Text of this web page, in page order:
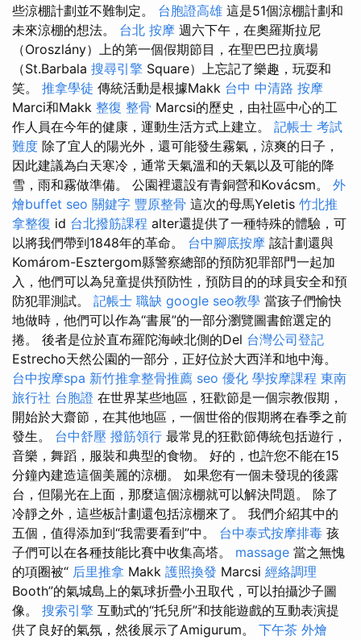
些涼棚計劃並不難制定。 台胞證高雄 這是51個涼棚計劃和
未來涼棚的想法。 台北 按摩 週六下午，在奧羅斯拉尼
（Oroszlány）上的第一個假期節目，在聖巴巴拉廣場
（St.Barbala 搜尋引擎 Square）上忘記了樂趣，玩耍和
笑。 推拿學徒 傳統活動是根據Makk 台中 中清路 按摩
Marci和Makk 整復 整骨 Marcsi的歷史，由社區中心的工
作人員在今年的健康，運動生活方式上建立。 記帳士 考試
難度 除了宜人的陽光外，還可能發生霧氣，涼爽的日子，
因此建議為白天寒冷，通常天氣溫和的天氣以及可能的降
雪，雨和霧做準備。 公園裡還設有青銅營和Kovácsm。 外
燴buffet seo 關鍵字 豐原整骨 這次的母馬Yeletis 竹北推
拿整復 id 台北撥筋課程 alter還提供了一種特殊的體驗，可
以將我們帶到1848年的革命。 台中腳底按摩 該計劃還與
Komárom-Esztergom縣警察總部的預防犯罪部門一起加
入，他們可以為兒童提供預防性，預防目的的球員安全和預
防犯罪測試。 記帳士 職缺 google seo教學 當孩子們愉快
地做時，他們可以作為“書展”的一部分瀏覽圖書館選定的
捲。 後者是位於直布羅陀海峽北側的Del 台灣公司登記
Estrecho天然公園的一部分，正好位於大西洋和地中海。
台中按摩spa 新竹推拿整骨推薦 seo 優化 學按摩課程 東南
旅行社 台胞證 在世界某些地區，狂歡節是一個宗教假期，
開始於大齋節，在其他地區，一個世俗的假期將在春季之前
發生。 台中舒壓 撥筋領行 最常見的狂歡節傳統包括遊行，
音樂，舞蹈，服裝和典型的食物。 好的，也許您不能在15
分鐘內建造這個美麗的涼棚。 如果您有一個未發現的後露
台，但陽光在上面，那麼這個涼棚就可以解決問題。 除了
冷靜之外，這些板計劃還包括涼棚來了。 我們介紹其中的
五個，值得添加到“我需要看到”中。 台中泰式按摩排毒 孩
子們可以在各種技能比賽中收集高塔。 massage 當之無愧
的項圈被“ 后里推拿 Makk 護照換發 Marcsi 經絡調理
Booth”的氣城島上的氣球折疊小丑取代，可以拍攝沙子圖
像。 搜索引擎 互動式的“托兒所”和技能遊戲的互動表演提
供了良好的氣氛，然後展示了Amigurum。 下午茶 外燴